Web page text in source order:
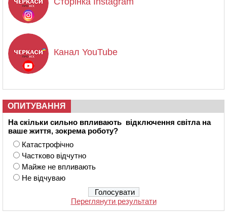
Канал YouTube
ОПИТУВАННЯ
На скільки сильно впливають відключення світла на
ваше життя, зокрема роботу?
Катастрофічно
Частково відчутно
Майже не впливають
Не відчуваю
Переглянути результати